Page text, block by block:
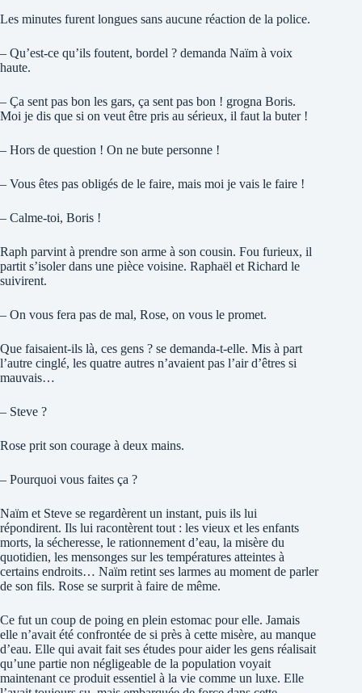
Les minutes furent longues sans aucune réaction de la police.
– Qu’est-ce qu’ils foutent, bordel ? demanda Naïm à voix
haute.
– Ça sent pas bon les gars, ça sent pas bon ! grogna Boris.
Moi je dis que si on veut être pris au sérieux, il faut la buter !
– Hors de question ! On ne bute personne !
– Vous êtes pas obligés de le faire, mais moi je vais le faire !
– Calme-toi, Boris !
Raph parvint à prendre son arme à son cousin. Fou furieux, il
partit s’isoler dans une pièce voisine. Raphaël et Richard le
suivirent.
– On vous fera pas de mal, Rose, on vous le promet.
Que faisaient-ils là, ces gens ? se demanda-t-elle. Mis à part
l’autre cinglé, les quatre autres n’avaient pas l’air d’êtres si
mauvais…
– Steve ?
Rose prit son courage à deux mains.
– Pourquoi vous faites ça ?
Naïm et Steve se regardèrent un instant, puis ils lui
répondirent. Ils lui racontèrent tout : les vieux et les enfants
morts, la sécheresse, le rationnement d’eau, la misère du
quotidien, les mensonges sur les températures atteintes à
certains endroits… Naïm retint ses larmes au moment de parler
de son fils. Rose se surprit à faire de même.
Ce fut un coup de poing en plein estomac pour elle. Jamais
elle n’avait été confrontée de si près à cette misère, au manque
d’eau. Elle qui avait fait ses études pour aider les gens réalisait
qu’une partie non négligeable de la population voyait
maintenant ce produit essentiel à la vie comme un luxe. Elle